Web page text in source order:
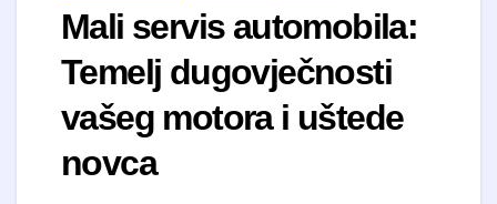
Mali servis automobila:
Temelj dugovječnosti
vašeg motora i uštede
novca